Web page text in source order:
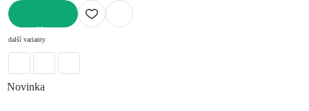
další varianty
Novinka